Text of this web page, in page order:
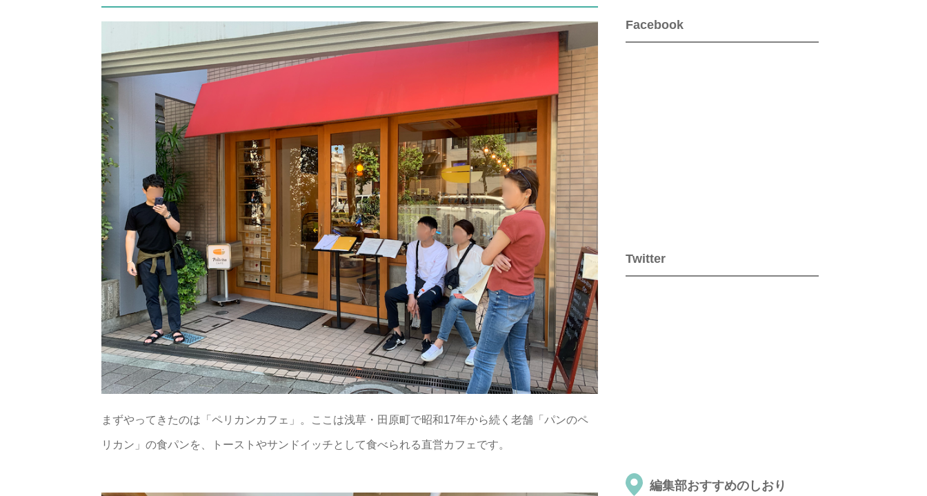
まずやってきたのは「ペリカンカフェ」。ここは浅草・田原町で昭和17年から続く老舗「パンのペ
リカン」の食パンを、トーストやサンドイッチとして食べられる直営カフェです。
Facebook
Twitter
編集部おすすめのしおり